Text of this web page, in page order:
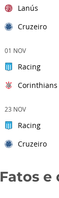
Lanús
Cruzeiro
01 NOV
Racing
Corinthians
23 NOV
Racing
Cruzeiro
Fatos e